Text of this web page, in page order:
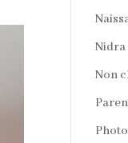
Nidra
Non
Photo